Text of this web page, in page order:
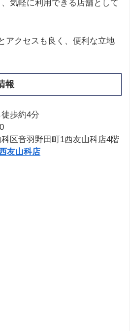
気軽に利用できる店舗として
アクセスも良く、便利な立地
報
歩約4分
区音羽野田町1西友山科店4階
友山科店